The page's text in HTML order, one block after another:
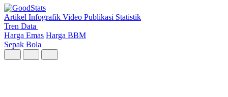
ArtikelInfografik
Tren Data
Harga Emas
Sepak Bola